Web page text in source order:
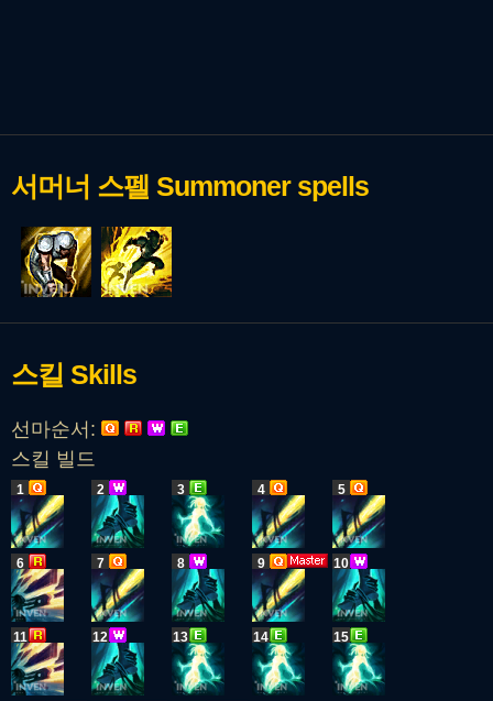
서머너 스펠 Summoner spells
스킬 Skills
선마순서:
스킬 빌드
1 2 3 4 5
6 7 8 9 10
11 12 13 14 15